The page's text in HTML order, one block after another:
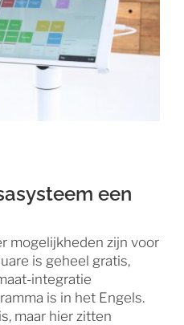
een
mogelijkheden zijn voor
is geheel gratis,
integratie
is in het Engels.
maar hier zitten